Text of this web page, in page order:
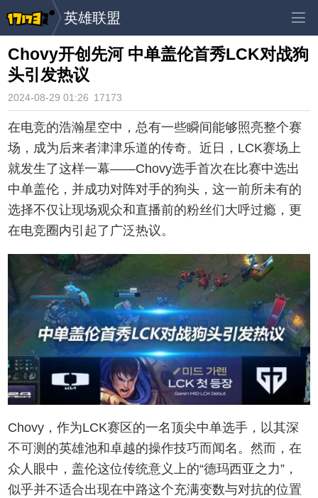
英雄联盟
Chovy开创先河 中单盖伦首秀LCK对战狗
头引发热议
2024-08-29 01:26 17173
在电竞的浩瀚星空中，总有一些瞬间能够照亮整个赛
场，成为后来者津津乐道的传奇。近日，LCK赛场上
就发生了这样一幕——Chovy选手首次在比赛中选出
中单盖伦，并成功对阵对手的狗头，这一前所未有的
选择不仅让现场观众和直播前的粉丝们大呼过瘾，更
在电竞圈内引起了广泛热议。
Chovy，作为LCK赛区的一名顶尖中单选手，以其深
不可测的英雄池和卓越的操作技巧而闻名。然而，在
众人眼中，盖伦这位传统意义上的“德玛西亚之力”，
似乎并不适合出现在中路这个充满变数与对抗的位置